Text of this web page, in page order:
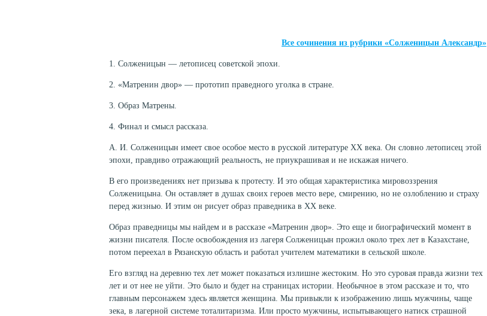
Все сочинения из рубрики «Солженицын Александр»
1. Солженицын — летописец советской эпохи.
2. «Матренин двор» — прототип праведного уголка в стране.
3. Образ Матрены.
4. Финал и смысл рассказа.
А. И. Солженицын имеет свое особое место в русской литературе XX века. Он словно летописец этой
эпохи, правдиво отражающий реальность, не приукрашивая и не искажая ничего.
В его произведениях нет призыва к протесту. И это общая характеристика мировоззрения
Солженицына. Он оставляет в душах своих героев место вере, смирению, но не озлоблению и страху
перед жизнью. И этим он рисует образ праведника в XX веке.
Образ праведницы мы найдем и в рассказе «Матренин двор». Это еще и биографический момент в
жизни писателя. После освобождения из лагеря Солженицын прожил около трех лет в Казахстане,
потом переехал в Рязанскую область и работал учителем математики в сельской школе.
Его взгляд на деревню тех лет может показаться излишне жестоким. Но это суровая правда жизни тех
лет и от нее не уйти. Это было и будет на страницах истории. Необычное в этом рассказе и то, что
главным персонажем здесь является женщина. Мы привыкли к изображению лишь мужчины, чаще
зека, в лагерной системе тоталитаризма. Или просто мужчины, испытывающего натиск страшной